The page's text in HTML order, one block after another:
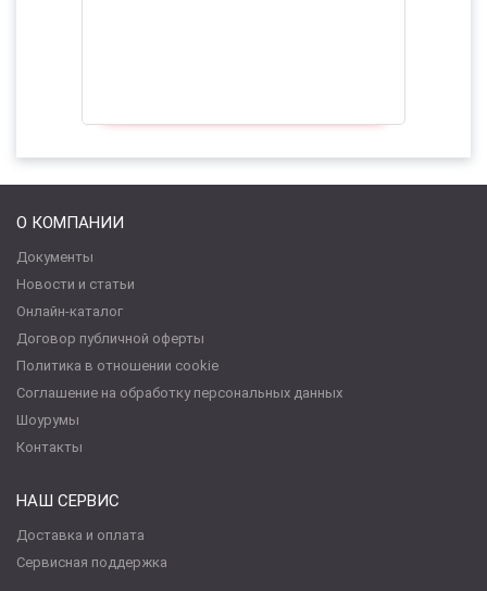
О КОМПАНИИ
Документы
Новости и статьи
Онлайн-каталог
Договор публичной оферты
Политика в отношении cookie
Соглашение на обработку персональных данных
Шоурумы
Контакты
НАШ СЕРВИС
Доставка и оплата
Сервисная поддержка